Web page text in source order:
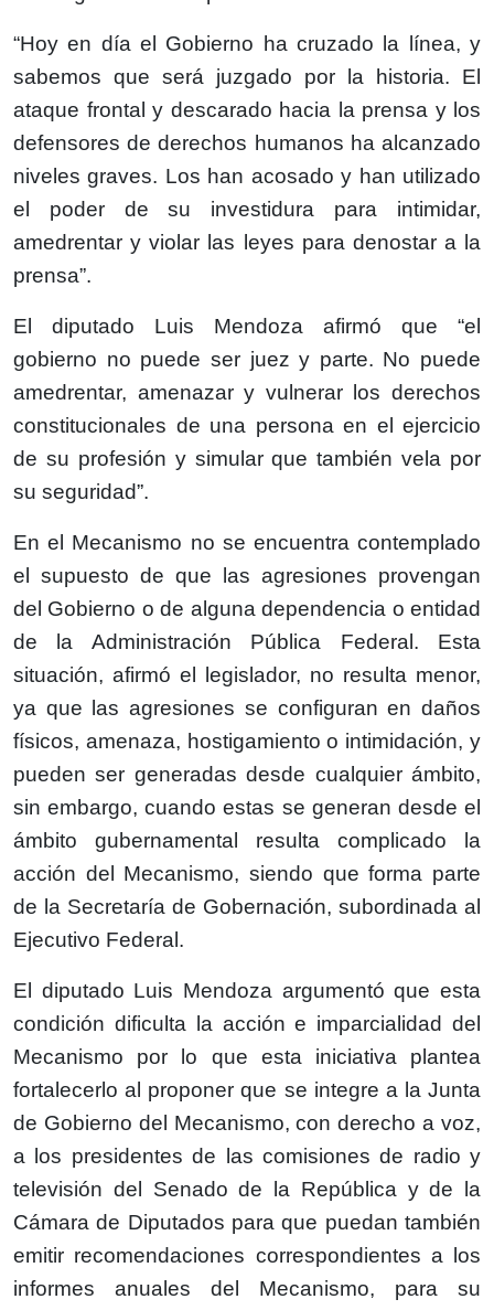
“Hoy en día el Gobierno ha cruzado la línea, y
sabemos que será juzgado por la historia. El
ataque frontal y descarado hacia la prensa y los
defensores de derechos humanos ha alcanzado
niveles graves. Los han acosado y han utilizado
el poder de su investidura para intimidar,
amedrentar y violar las leyes para denostar a la
prensa”.
El diputado Luis Mendoza afirmó que “el
gobierno no puede ser juez y parte. No puede
amedrentar, amenazar y vulnerar los derechos
constitucionales de una persona en el ejercicio
de su profesión y simular que también vela por
su seguridad”.
En el Mecanismo no se encuentra contemplado
el supuesto de que las agresiones provengan
del Gobierno o de alguna dependencia o entidad
de la Administración Pública Federal. Esta
situación, afirmó el legislador, no resulta menor,
ya que las agresiones se configuran en daños
físicos, amenaza, hostigamiento o intimidación, y
pueden ser generadas desde cualquier ámbito,
sin embargo, cuando estas se generan desde el
ámbito gubernamental resulta complicado la
acción del Mecanismo, siendo que forma parte
de la Secretaría de Gobernación, subordinada al
Ejecutivo Federal.
El diputado Luis Mendoza argumentó que esta
condición dificulta la acción e imparcialidad del
Mecanismo por lo que esta iniciativa plantea
fortalecerlo al proponer que se integre a la Junta
de Gobierno del Mecanismo, con derecho a voz,
a los presidentes de las comisiones de radio y
televisión del Senado de la República y de la
Cámara de Diputados para que puedan también
emitir recomendaciones correspondientes a los
informes anuales del Mecanismo, para su